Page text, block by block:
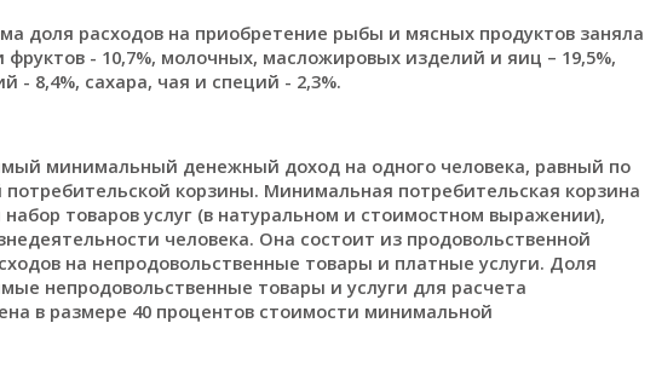
доля расходов на приобретение рыбы и мясных продуктов заняла
- 10,7%, молочных, масложировых изделий и яиц – 19,5%,
- 8,4%, сахара, чая и специй - 2,3%.
минимальный денежный доход на одного человека, равный по
корзины. Минимальная потребительская корзина
товаров услуг (в натуральном и стоимостном выражении),
человека. Она состоит из продовольственной
на непродовольственные товары и платные услуги. Доля
непродовольственные товары и услуги для расчета
в размере 40 процентов стоимости минимальной